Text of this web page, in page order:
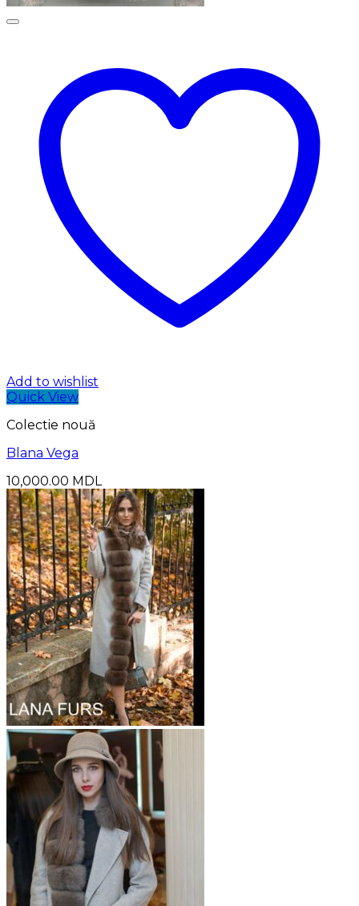
Add to wishlist
Quick View
Colectie nouă
Blana Vega
10,000.00 MDL